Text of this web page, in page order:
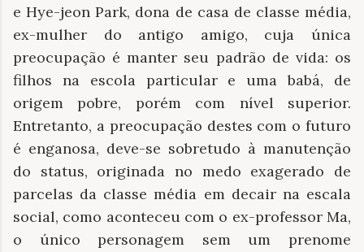
e Hye-jeon Park, dona de casa de classe média,
ex-mulher do antigo amigo, cuja única
preocupação é manter seu padrão de vida: os
filhos na escola particular e uma babá, de
origem pobre, porém com nível superior.
Entretanto, a preocupação destes com o futuro
é enganosa, deve-se sobretudo à manutenção
do status, originada no medo exagerado de
parcelas da classe média em decair na escala
social, como aconteceu com o ex-professor Ma,
o único personagem sem um prenome